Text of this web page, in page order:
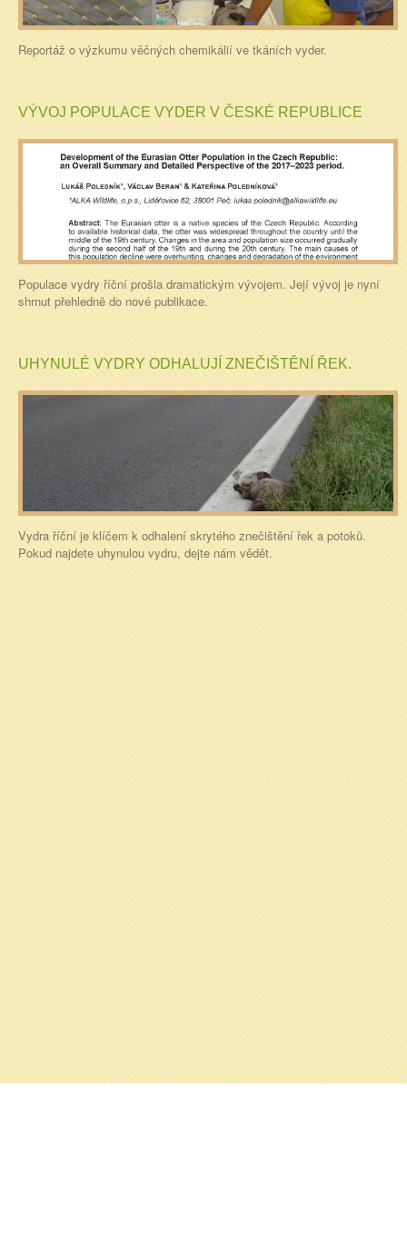
Reportáž o výzkumu věčných chemikálií ve tkáních vyder.
VÝVOJ POPULACE VYDER V ČESKÉ REPUBLICE
Populace vydry říční prošla dramatickým vývojem. Její vývoj je nyní
shrnut přehledně do nové publikace.
UHYNULÉ VYDRY ODHALUJÍ ZNEČIŠTĚNÍ ŘEK.
Vydra říční je klíčem k odhalení skrytého znečištění řek a potoků.
Pokud najdete uhynulou vydru, dejte nám vědět.